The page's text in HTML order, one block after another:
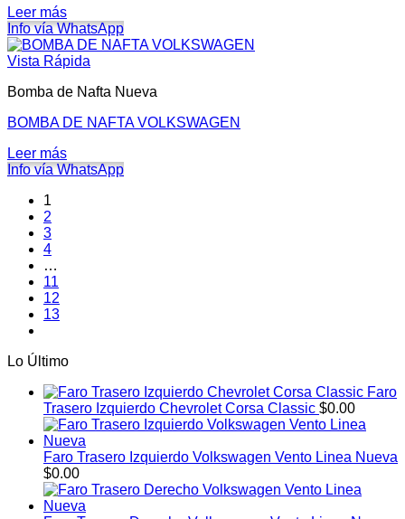
Leer más
Info vía WhatsApp
Vista Rápida
Bomba de Nafta Nueva
BOMBA DE NAFTA VOLKSWAGEN
Leer más
Info vía WhatsApp
1
2
3
4
…
11
12
13
Lo Último
Faro
Trasero Izquierdo Chevrolet Corsa Classic $0.00
Faro Trasero Izquierdo Volkswagen Vento Linea Nueva
$0.00